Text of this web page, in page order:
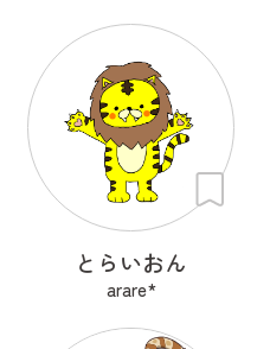
とらいおん
arare*